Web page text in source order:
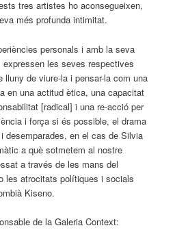
tres artistes ho aconsegueixen,
més profunda intimitat.
personals i amb la seva
les seves respectives
lluny de viure-la i pensar-la com una
en una actitud ètica, una capacitat
[radical] i una re-acció per
i força si és possible, el drama
desemparades, en el cas de Silvia
a què sotmetem al nostre
a través de les mans del
les atrocitats polítiques i socials
Kiseno.
de la Galeria Context: